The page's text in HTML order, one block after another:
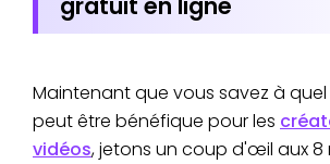
Maintenant que vous savez à
peut être bénéfique pour les
vidéos, jetons un coup d'œil aux 8